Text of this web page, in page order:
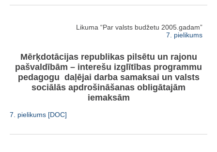
Likuma “Par valsts budžetu 2005.gadam”
7. pielikums
Mērķdotācijas republikas pilsētu un rajonu
pašvaldībām – interešu izglītības programmu
pedagogu daļējai darba samaksai un valsts
sociālās apdrošināšanas obligātajām
iemaksām
7. pielikums [DOC]